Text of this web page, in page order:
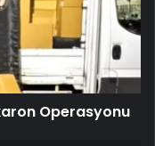
Operasyonu